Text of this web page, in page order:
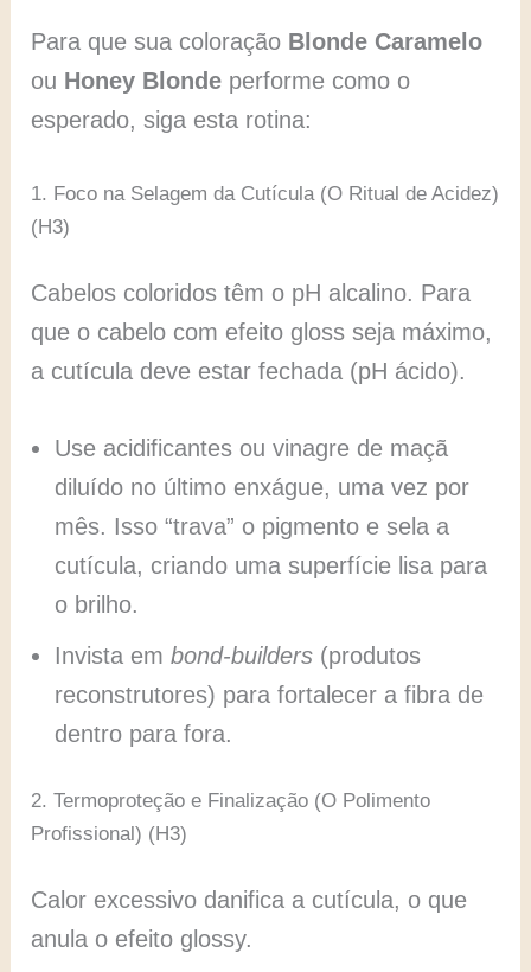
Para que sua coloração Blonde Caramelo
ou Honey Blonde performe como o
esperado, siga esta rotina:
1. Foco na Selagem da Cutícula (O Ritual de Acidez)
(H3)
Cabelos coloridos têm o pH alcalino. Para
que o cabelo com efeito gloss seja máximo,
a cutícula deve estar fechada (pH ácido).
Use acidificantes ou vinagre de maçã
diluído no último enxágue, uma vez por
mês. Isso “trava” o pigmento e sela a
cutícula, criando uma superfície lisa para
o brilho.
Invista embond-builders (produtos
reconstrutores) para fortalecer a fibra de
dentro para fora.
2. Termoproteção e Finalização (O Polimento
Profissional) (H3)
Calor excessivo danifica a cutícula, o que
anula o efeito glossy.